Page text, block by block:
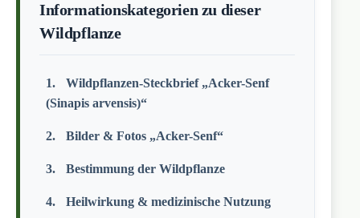
Informationskategorien zu dieser
Wildpflanze
Wildpflanzen-Steckbrief „Acker-Senf
(Sinapis arvensis)“
Bilder & Fotos „Acker-Senf“
Bestimmung der Wildpflanze
Heilwirkung & medizinische Nutzung